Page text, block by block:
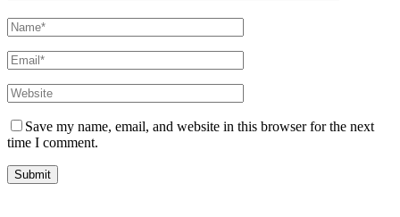
Save my name, email, and website in this browser for the next
time I comment.